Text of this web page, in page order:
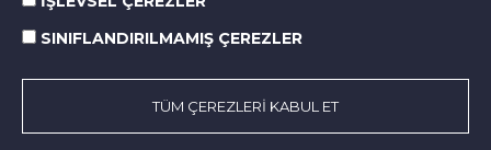
SINIFLANDIRILMAMIŞ ÇEREZLER
TÜM ÇEREZLERİ KABUL ET